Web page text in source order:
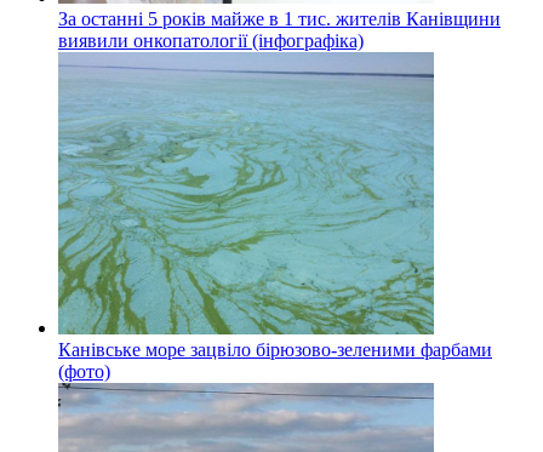
За останні 5 років майже в 1 тис. жителів Канівщини
виявили онкопатології (інфографіка)
Канівське море зацвіло бірюзово-зеленими фарбами
(фото)